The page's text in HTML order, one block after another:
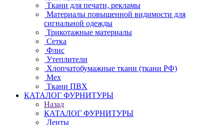
Ткани для печати, рекламы
Материалы повышенной видимости для
сигнальной одежды
Трикотажные материалы
Сетка
Флис
Утеплители
Хлопчатобумажные ткани (ткани РФ)
Мех
Ткани ПВХ
КАТАЛОГ ФУРНИТУРЫ
Назад
КАТАЛОГ ФУРНИТУРЫ
Ленты